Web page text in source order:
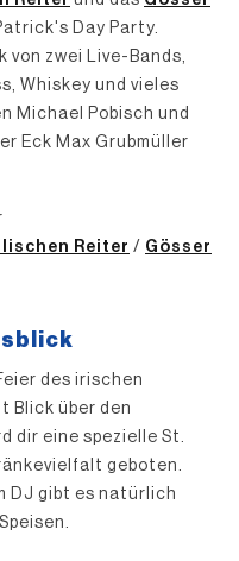
Day Party.
von zwei Live-Bands,
Whiskey und vieles
Michael Pobisch und
Eck Max Grubmüller
Reiter / Gösser
des irischen
Blick über den
dir eine spezielle St.
geboten.
DJ gibt es natürlich